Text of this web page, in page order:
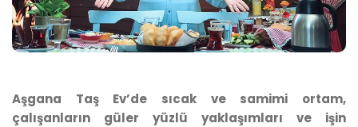
Aşgana Taş Ev’de sıcak ve samimi ortam,
çalışanların güler yüzlü yaklaşımları ve işin